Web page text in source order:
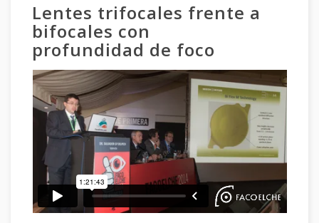
Lentes trifocales frente a
bifocales con
profundidad de foco